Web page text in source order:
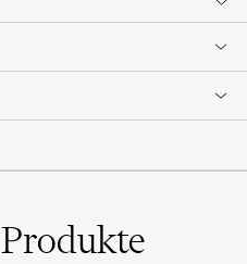
Produkte